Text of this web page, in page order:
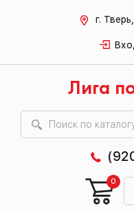
г. Тверь,
Лига
0